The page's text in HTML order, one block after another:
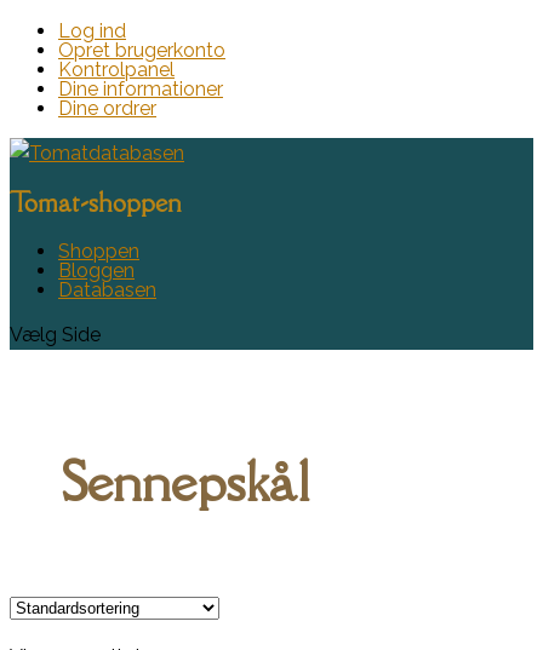
Log ind
Opret brugerkonto
Kontrolpanel
Dine informationer
Dine ordrer
Tomat-shoppen
Shoppen
Bloggen
Databasen
Vælg Side
Sennepskål